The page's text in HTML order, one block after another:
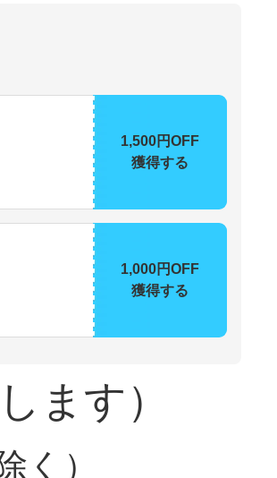
1,500円OFF
獲得する
1,000円OFF
獲得する
ます）
く）